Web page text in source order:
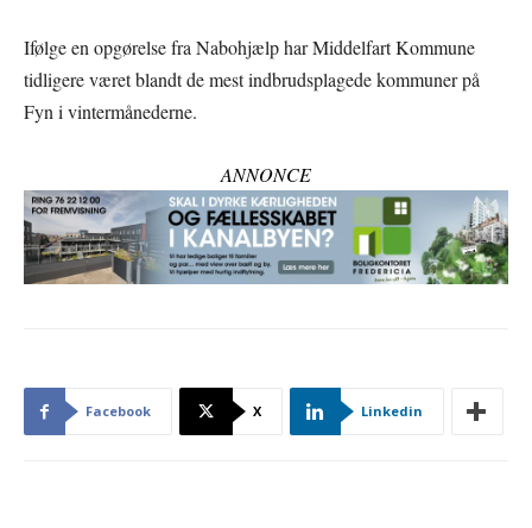
Ifølge en opgørelse fra Nabohjælp har Middelfart Kommune
tidligere været blandt de mest indbrudsplagede kommuner på
Fyn i vintermånederne.
ANNONCE
Facebook X Linkedin